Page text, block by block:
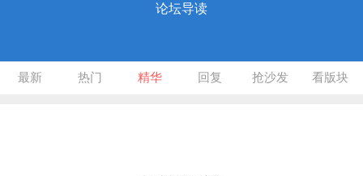
论坛导读
最新 热门 精华 回复 抢沙发 看版块